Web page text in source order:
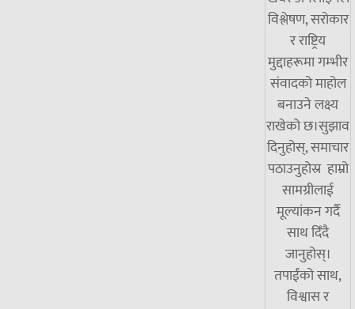
विश्लेषण, सरोकार
र राष्ट्रिय
मुद्दाहरूमा गम्भीर
संवादको माहोल
बनाउने लक्ष्य
राखेको छ।सुझाव
दिनुहोस्, समाचार
पठाउनुहोस्र हाम्रो
सामग्रीलाई
मूल्यांकन गर्दै
साथ दिँदै
जानुहोस्।
तपाईंको साथ,
विश्वास र